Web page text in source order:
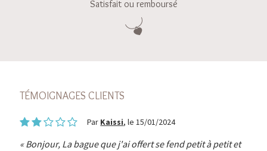
Satisfait ou remboursé
TÉMOIGNAGES CLIENTS
Par Kaissi, le 15/01/2024
Bonjour, La bague que j'ai offert se fend petit à petit et